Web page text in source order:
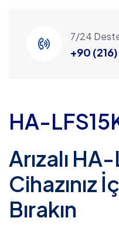
7/24
+90
HA-
Arızalı
Cihazınız
Bırakın